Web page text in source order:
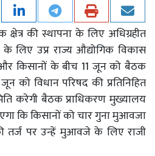
क्षेत्र की स्थापना के लिए अधिग्रहीत
उप्र राज्य औद्योगिक विकास
किसानों के बीच 11 जून को बैठक
को विधान परिषद की प्रतिनिहित
करेगी बैठक प्राधिकरण मुख्यालय
कि किसानों को चार गुना मुआवजा
तर्ज पर उन्हें मुआवजे के लिए राजी